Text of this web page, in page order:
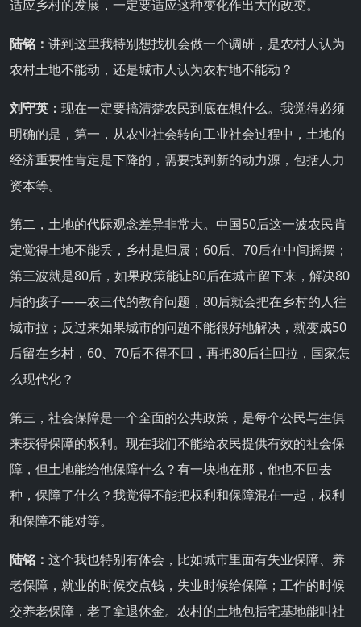
适应乡村的发展，一定要适应这种变化作出大的改变。
陆铭： 讲到这里我特别想找机会做一个调研，是农村人认为
农村土地不能动，还是城市人认为农村地不能动？
刘守英： 现在一定要搞清楚农民到底在想什么。我觉得必须
明确的是，第一，从农业社会转向工业社会过程中，土地的
经济重要性肯定是下降的，需要找到新的动力源，包括人力
资本等。
第二，土地的代际观念差异非常大。中国50后这一波农民肯
定觉得土地不能丢，乡村是归属；60后、70后在中间摇摆；
第三波就是80后，如果政策能让80后在城市留下来，解决80
后的孩子——农三代的教育问题，80后就会把在乡村的人往
城市拉；反过来如果城市的问题不能很好地解决，就变成50
后留在乡村，60、70后不得不回，再把80后往回拉，国家怎
么现代化？
第三，社会保障是一个全面的公共政策，是每个公民与生俱
来获得保障的权利。现在我们不能给农民提供有效的社会保
障，但土地能给他保障什么？有一块地在那，他也不回去
种，保障了什么？我觉得不能把权利和保障混在一起，权利
和保障不能对等。
陆铭： 这个我也特别有体会，比如城市里面有失业保障、养
老保障，就业的时候交点钱，失业时候给保障；工作的时候
交养老保障，老了拿退休金。农村的土地包括宅基地能叫社